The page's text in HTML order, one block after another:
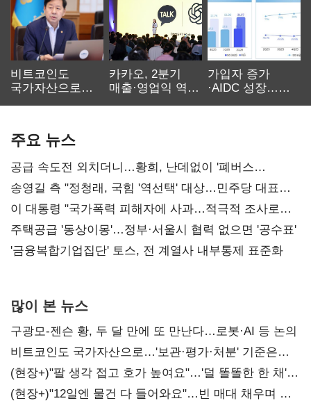
비트코인도
국가자산으로…'
카카오, 2분기
매출·영업익 역대
가입자 증가
·AIDC 성장…
주요 뉴스
공급 속도전 외치더니…황희, 난데없이 '폐버스
리모델링' 제안
송영길 측 "정청래, 국힘 '역선택' 대상…민주당 대표로
총선 지휘 못해"
이 대통령 "국가폭력 피해자에 사과…적극적 조사로
진실 밝혀야"
주택공급 '동상이몽'…정부·서울시 협력 없으면 '공수표'
'금융복합기업집단' 토스, 전 계열사 내부통제 표준화
많이 본 뉴스
구광모-젠슨 황, 두 달 만에 또 만난다…로봇·AI 등 논의
비트코인도 국가자산으로…'보관·평가·처분' 기준은
숙제
(현장+)"팔 생각 접고 호가 높여요"…'덜 똘똘한 한 채'
20억 키맞추기
(현장+)"12일엔 물건 다 들어와요"…빈 매대 채우며 문